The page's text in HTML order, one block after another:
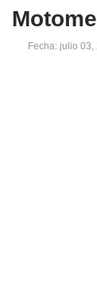
Fecha: julio 03,